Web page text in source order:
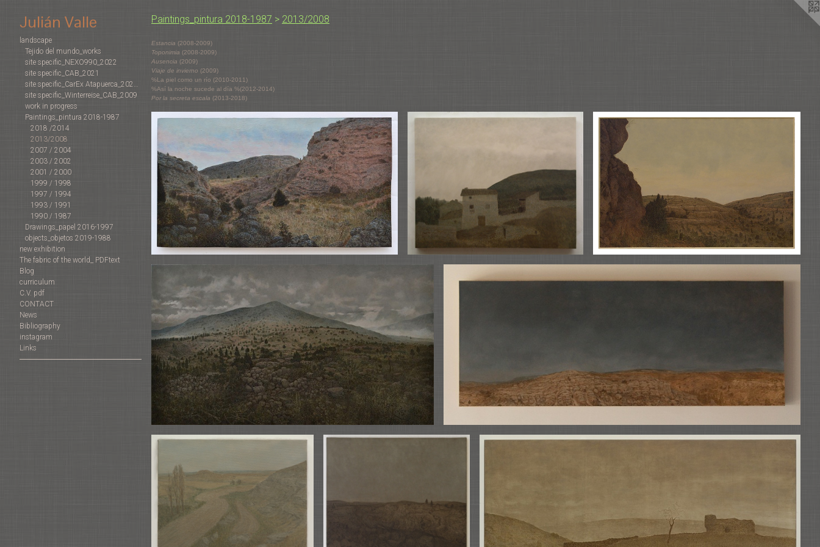
Julián Valle
landscape
Tejido del mundo_works
site specific_NEXO990_2022
site specific_CAB_2021
site specific_CarEx Atapuerca_2022-2019
site specific_Winterreise_CAB_2009
work in progress
Paintings_pintura 2018-1987
2018 /2014
2013/2008
2007 / 2004
2003 / 2002
2001 / 2000
1999 / 1998
1997 / 1994
1993 / 1991
1990 / 1987
Drawings_papel 2016-1997
objects_objetos 2019-1988
new exhibition
The fabric of the world_ PDFtext
Blog
curriculum
C.V. pdf
CONTACT
News
Bibliography
instagram
Links
Paintings_pintura 2018-1987 > 2013/2008
Estancia (2008-2009)
Toponimia (2008-2009)
Ausencia (2009)
Viaje de invierno (2009)
%La piel como un río (2010-2011)
%Así la noche sucede al día %(2012-2014)
Por la secreta escala (2013-2018)